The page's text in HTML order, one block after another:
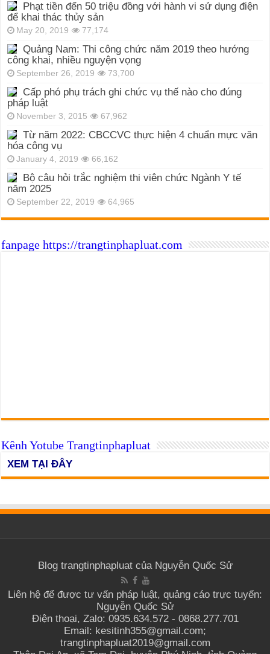
Phạt tiền đến 50 triệu đồng với hành vi sử dụng điện
để khai thác thủy sản
May 20, 2019 77,174
Quảng Nam: Thi công chức năm 2019 theo hướng
công khai, nhiều nguyện vọng
September 26, 2019 73,700
Cấp phó phụ trách ghi chức vụ thế nào cho đúng
pháp luật
November 3, 2015 67,962
Từ năm 2022: CBCCVC thực hiện 4 chuẩn mực văn
hóa công vụ
January 4, 2019 66,162
Bộ câu hỏi trắc nghiệm thi viên chức Ngành Y tế
năm 2025
September 22, 2019 64,965
fanpage https://trangtinphapluat.com
Kênh Yotube Trangtinphapluat
XEM TẠI ĐÂY
Blog trangtinphapluat của Nguyễn Quốc Sử
Liên hệ để được tư vấn pháp luật, quảng cáo trực tuyến:
Nguyễn Quốc Sử
Điện thoại, Zalo: 0935.634.572 - 0868.277.701
Email: kesitinh355@gmail.com;
trangtinphapluat2019@gmail.com